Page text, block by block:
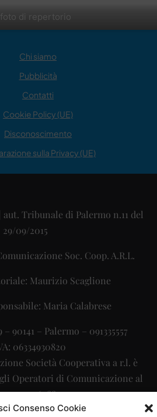
Consenso Cookie
foto di repertorio
Chi siamo
Pubblicità
Contatti
Cookie Policy (UE)
Disconoscimento
sulla Privacy (UE)
Tribunale di Palermo n.11 del
29/09/2015
Soc. Coop. A.R.L.
Maurizio Scaglione
Maria Calabrese
90141 – Palermo – 091335557
06334930820
Società Cooperativa a r.l. è
Operatori di Comunicazione al
26988